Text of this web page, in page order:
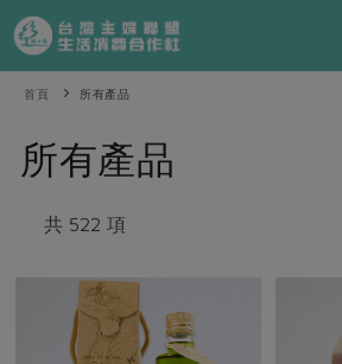
產品分類
一籃菜
芽苗類
奶蛋豆・五穀
食譜料理
把最好的台灣味帶回家！
防災用品預購圓滿結束
觀點文章
關於合作社
首頁 所有產品
所有產品
共 522 項